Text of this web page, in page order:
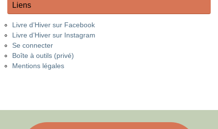
Liens
Livre d’Hiver sur Facebook
Livre d’Hiver sur Instagram
Se connecter
Boîte à outils (privé)
Mentions légales